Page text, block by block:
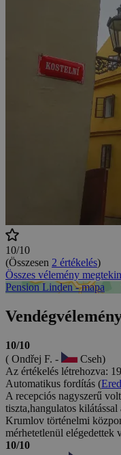
10/10
(Összesen 2 értékelés)
Összes vélemény
Pension Linden - mapa
10/10
( Ondřej F. -
Cseh)
Az értékelés létrehozva:
Automatikus fordítás (
A recepciós nagyszerű
tiszta,hangulatos
Krumlov történelmi
mérhetetlenül
10/10